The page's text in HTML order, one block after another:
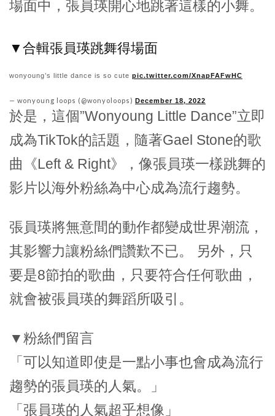
場面中，張員瑛開心地跳著這樣的小舞。
▼合輯張員瑛跳舞得場面
wonyoung’s little dance is so cute pic.twitter.com/XnapFAFwHC
— wonyoung loops (@wonyoloops) December 18, 2022
於是，這個”Wonyoung Little Dance”立即
成為TikTok的話題，隨著Gael Stone的歌
曲《Left & Right》，像張員瑛一樣跳舞的
影片以海外粉絲為中心成為流行趨勢。
張員瑛將無意間的動作都變成世界潮流，
其影響力讓粉絲們讚歎不已。 另外，只
要是8節拍的歌曲，只要符合任何歌曲，
就會被張員瑛的舞蹈所吸引。
▼粉絲們留言
「可以知道即使是一點小事也會成為流行
趨勢的張員瑛的人氣。」
「張員瑛的人氣超乎想像」